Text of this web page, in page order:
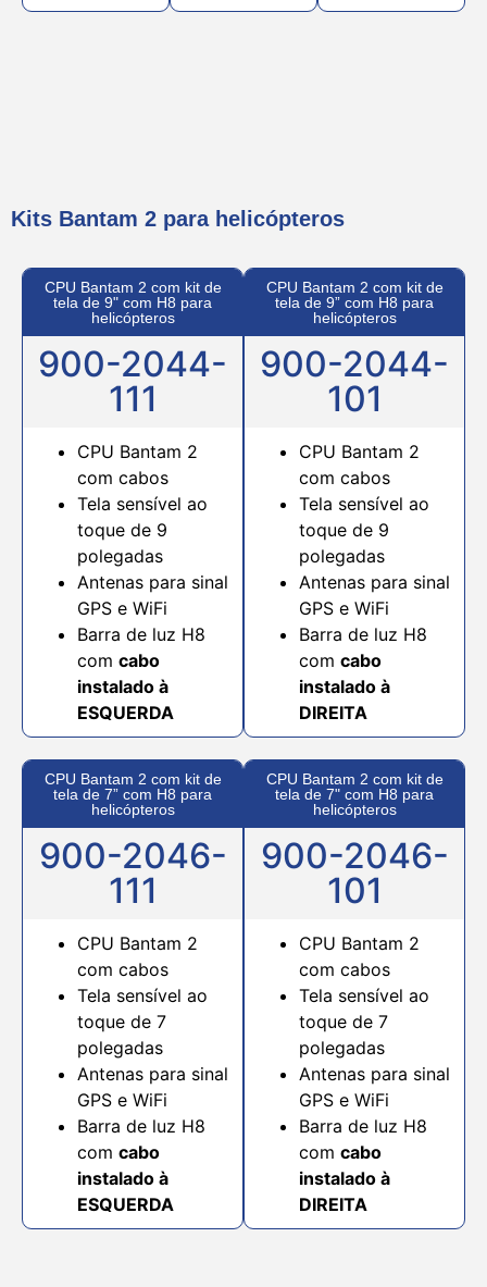
Kits Bantam 2 para helicópteros
CPU Bantam 2 com kit de
tela de 9" com H8 para
helicópteros
900-2044-
111
CPU Bantam 2
com cabos
Tela sensível ao
toque de 9
polegadas
Antenas para sinal
GPS e WiFi
Barra de luz H8
com cabo
instalado à
ESQUERDA
CPU Bantam 2 com kit de
tela de 9” com H8 para
helicópteros
900-2044-
101
CPU Bantam 2
com cabos
Tela sensível ao
toque de 9
polegadas
Antenas para sinal
GPS e WiFi
Barra de luz H8
com cabo
instalado à
DIREITA
CPU Bantam 2 com kit de
tela de 7” com H8 para
helicópteros
900-2046-
111
CPU Bantam 2
com cabos
Tela sensível ao
toque de 7
polegadas
Antenas para sinal
GPS e WiFi
Barra de luz H8
com cabo
instalado à
ESQUERDA
CPU Bantam 2 com kit de
tela de 7" com H8 para
helicópteros
900-2046-
101
CPU Bantam 2
com cabos
Tela sensível ao
toque de 7
polegadas
Antenas para sinal
GPS e WiFi
Barra de luz H8
com cabo
instalado à
DIREITA